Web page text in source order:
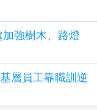
強樹木、路燈
層員工靠職訓逆